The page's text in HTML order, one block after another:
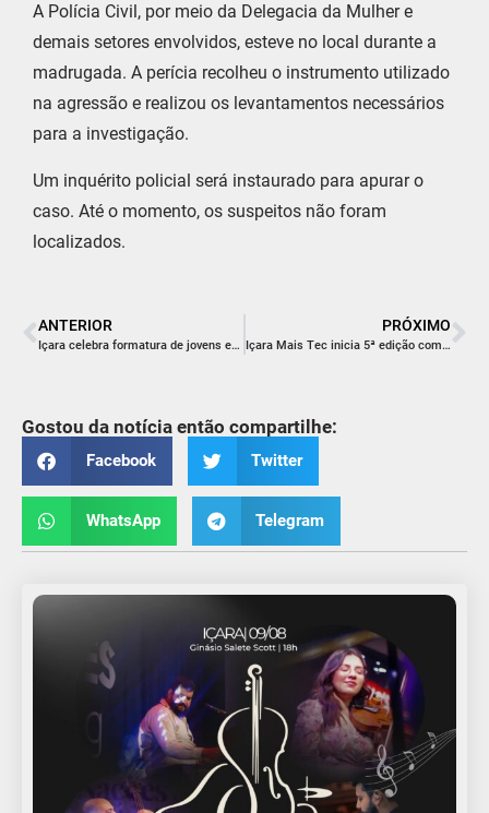
A Polícia Civil, por meio da Delegacia da Mulher e
demais setores envolvidos, esteve no local durante a
madrugada. A perícia recolheu o instrumento utilizado
na agressão e realizou os levantamentos necessários
para a investigação.
Um inquérito policial será instaurado para apurar o
caso. Até o momento, os suspeitos não foram
localizados.
ANTERIOR
Içara celebra formatura de jovens em curso de Inovação e Empreendedorismo
PRÓXIMO
Içara Mais Tec inicia 5ª edição com foco em robótica e desenvolvimento de games
Gostou da notícia então compartilhe:
Facebook Twitter
WhatsApp Telegram